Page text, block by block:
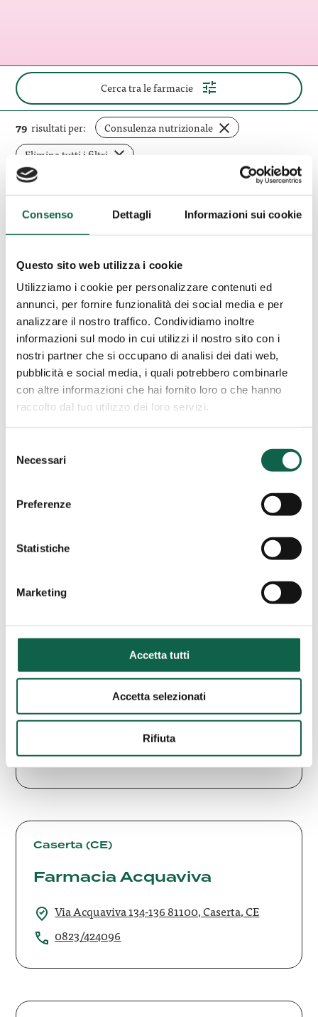
Consenso Dettagli Informazioni sui cookie
Questo sito web utilizza i cookie
Utilizziamo i cookie per personalizzare contenuti ed
annunci, per fornire funzionalità dei social media e per
analizzare il nostro traffico. Condividiamo inoltre
informazioni sul modo in cui utilizzi il nostro sito con i
nostri partner che si occupano di analisi dei dati web,
pubblicità e social media, i quali potrebbero combinarle
con altre informazioni che hai fornito loro o che hanno
raccolto dal tuo utilizzo dei loro servizi.
delNecessari
Preferenze
Statistiche
Marketing
Accetta tutti
Accetta selezionati
Rifiuta
Cerca tra le farmacie (apri
pannello
di
ricerca)
79 risultati per: Consulenza nutrizionalerimuovi
filtro
Elimina tutti i filtri
Alliance Farmacia Comunale
Lucca 24 Ore
Piazza Curtatone, 7 55100, Lucca, LU
0583/491398
Copertura H24 anche nei giorni festivi
Alliance
Lucca
24
Ore
Magnago
MAGNAGO, MI
Pluriservizi
Farmacia A.S.FAR.M.
Via Jamoretti,51 21056, Induno Olona, VA
0332201246
Caserta (CE)
Farmacia Acquaviva
Via Acquaviva 134-136 81100, Caserta, CE
0823/424096
Farmacia
Acquaviva
Farmacia